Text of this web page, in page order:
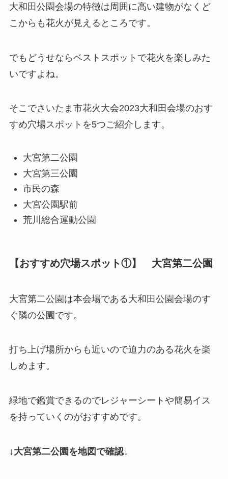
大和田公園会場の特徴は周囲に高い建物がなくど
こからも花火が見えるところです。
でもどうせならベストスポットで花火を楽しみた
いですよね。
そこでさいたま市花火大会2023大和田会場のおす
すめ穴場スポットを5つご紹介します。
大宮第二公園
大宮第三公園
市民の森
大宮公園駅前
荒川総合運動公園
【おすすめ穴場スポット①】 大宮第二公園
大宮第二公園は本会場である大和田公園会場のす
ぐ隣の公園です。
打ち上げ場所からも近いので迫力のある花火を楽
しめます。
緑地で鑑賞できるのでレジャーシートや簡易イス
を持っていくのがおすすめです。
↓大宮第二公園を地図で確認↓